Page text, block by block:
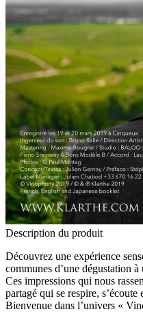
Description du produit
Découvrez une expérience
communes d’une dégustation
Ces impressions qui nous
partagé qui se respire, s’écoute
Bienvenue dans l’univers «